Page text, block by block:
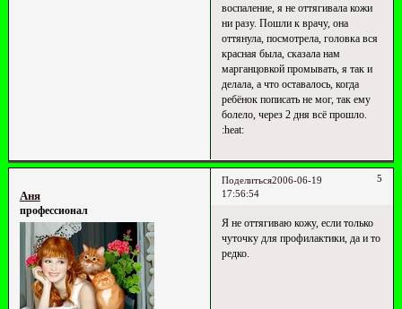
воспаление, я не оттягивала кожи
ни разу. Пошли к врачу, она
оттянула, посмотрела, головка вся
красная была, сказала нам
марганцовкой промывать, я так и
делала, а что оставалось, когда
ребёнок пописать не мог, так ему
болело, через 2 дня всё прошло.
:heat:
Поделиться 5
2006-06-19
17:56:54
Аня
профессионал
Я не оттягиваю кожу, если только
чуточку для профилактики, да и то
редко.